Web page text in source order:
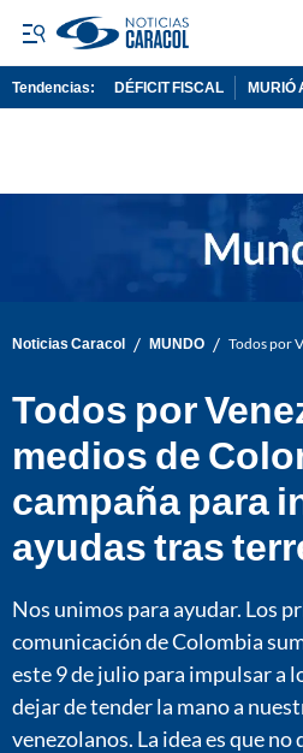
Tendencias: DÉFICIT FISCAL MURIÓ
Noticias Caracol / MUNDO / Todos por
Todos por
medios de
campaña para
ayudas tras
Nos unimos para ayudar. Los
comunicación de Colombia
este 9 de julio para impulsar a
dejar de tender la mano a
venezolanos. La idea es que no